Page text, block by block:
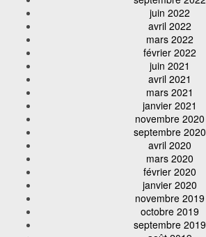
juin 2022
avril 2022
mars 2022
février 2022
juin 2021
avril 2021
mars 2021
janvier 2021
novembre 2020
septembre 2020
avril 2020
mars 2020
février 2020
janvier 2020
novembre 2019
octobre 2019
septembre 2019